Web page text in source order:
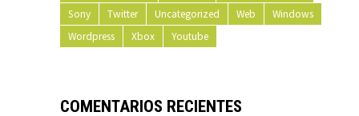
Sony
Twitter Uncategorized Web
Windows
Wordpress
Xbox Youtube
COMENTARIOS RECIENTES